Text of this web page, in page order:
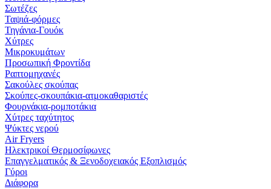
Σωτέζες
Ταψιά-φόρμες
Τηγάνια-Γουόκ
Χύτρες
Μικροκυμάτων
Προσωπική Φροντίδα
Ραπτομηχανές
Σακούλες σκούπας
Σκούπες-σκουπάκια-ατμοκαθαριστές
Φουρνάκια-ρομποτάκια
Χύτρες ταχύτητος
Ψύκτες νερού
Air Fryers
Ηλεκτρικοί Θερμοσίφωνες
Επαγγελματικός & Ξενοδοχειακός Εξοπλισμός
Γύροι
Διάφορα